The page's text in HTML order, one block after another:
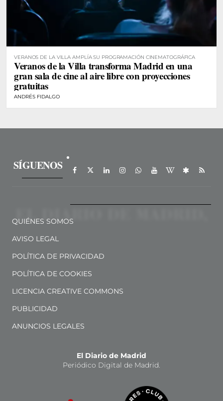
VERANOS DE LA VILLA AMPLÍA SU PROGRAMACIÓN CINEMATOGRÁFICA
Veranos de la Villa transforma Madrid en una
gran sala de cine al aire libre con proyecciones
gratuitas
ANDRÉS FIDALGO
SÍGUENOS
QUIÉNES SOMOS
AVISO LEGAL
POLÍTICA DE PRIVACIDAD
POLÍTICA DE COOKIES
LICENCIA CREATIVE COMMONS
PUBLICIDAD
ANUNCIOS LEGALES
El Diario de Madrid
Periódico Digital de Madrid.